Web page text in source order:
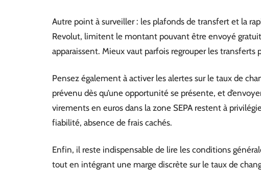
Autre point à surveiller : les plafonds de transfert et la
Revolut, limitent le montant pouvant être envoyé
apparaissent. Mieux vaut parfois regrouper les
Pensez également à activer les alertes sur le taux de
prévenu dès qu’une opportunité se présente, et
virements en euros dans la zone SEPA restent à
fiabilité, absence de frais cachés.
Enfin, il reste indispensable de lire les conditions
tout en intégrant une marge discrète sur le taux de